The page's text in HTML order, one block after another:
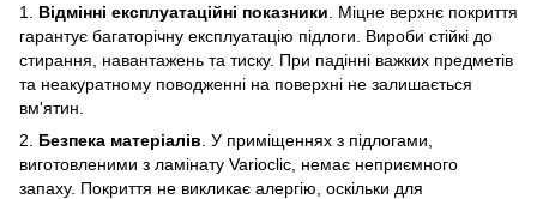
1. Відмінні експлуатаційні показники . Міцне верхнє покриття
гарантує багаторічну експлуатацію підлоги. Вироби стійкі до
стирання, навантажень та тиску. При падінні важких предметів
та неакуратному поводженні на поверхні не залишається
вм'ятин.
2. Безпека матеріалів . У приміщеннях з підлогами,
виготовленими з ламінату Varioclic, немає неприємного
запаху. Покриття не викликає алергію, оскільки для